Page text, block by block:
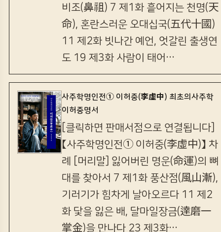
비조(鼻祖) 7 제1화 흩어지는 천명(天
命), 혼란스러운 오대십국(五代十國)
11 제2화 빗나간 예언, 엇갈린 출생연
도 19 제3화 사람이 태어…
사주학명인전① 이허중(李虛中) 최초의사주학
이허중명서
[클릭하면 판매서점으로 연결됩니다]
【사주학명인전① 이허중(李虛中)】 차
례 [머리말] 잃어버린 명운(命運)의 뼈
대를 찾아서 7 제1화 풍산점(風山漸),
기러기가 힘차게 날아오르다 11 제2
화 닻을 잃은 배, 달마일장금(達磨一
掌金)을 만나다 23 제3화…